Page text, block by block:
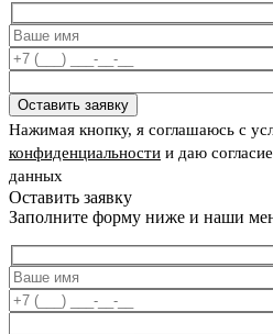
Оставить заявку
Нажимая кнопку, я соглашаюсь с
конфиденциальности и даю
данных
Оставить заявку
Заполните форму ниже и наши